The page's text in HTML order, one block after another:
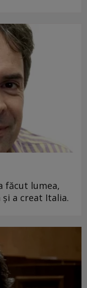
făcut lumea,
a creat Italia.